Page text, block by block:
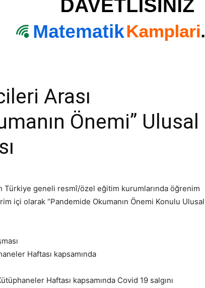
Arası
Önemi” Ulusal
Türkiye geneli resmî/özel eğitim kurumlarında öğrenim
içi olarak “Pandemide Okumanın Önemi Konulu Ulusal
Haftası kapsamında
Haftası kapsamında Covid 19 salgını